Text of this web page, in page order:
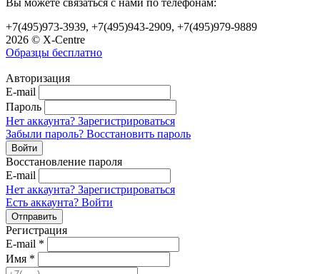
Вы можете связаться с нами по телефонам:
+7(495)973-3939, +7(495)943-2909, +7(495)979-9889
2026 © X-Centre
Образцы бесплатно
Авторизация
E-mail
Пароль
Нет аккаунта? Зарегистрироваться
Забыли пароль? Восстановить пароль
Восстановление пароля
E-mail
Нет аккаунта? Зарегистрироваться
Есть аккаунта? Войти
Регистрация
E-mail *
Имя *